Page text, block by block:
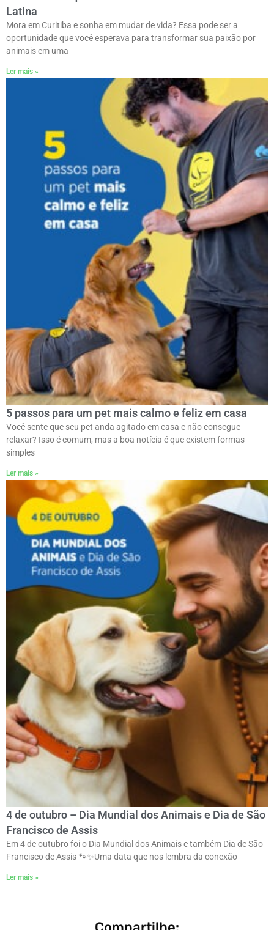
Latina
Mora em Curitiba e sonha em mudar de vida? Essa pode ser a
oportunidade que você esperava para transformar sua paixão por
animais em uma
Ler mais »
5 passos para um pet mais calmo e feliz em casa
Você sente que seu pet anda agitado em casa e não consegue
relaxar? Isso é comum, mas a boa notícia é que existem formas
simples
Ler mais »
4 de outubro – Dia Mundial dos Animais e Dia de São
Francisco de Assis
Em 4 de outubro foi o Dia Mundial dos Animais e também Dia de São
Francisco de Assis 🐾✨ㅤUma data que nos lembra da conexão
Ler mais »